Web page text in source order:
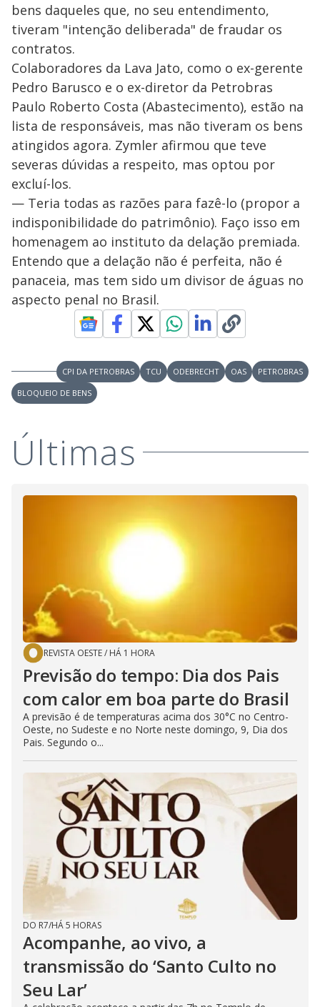
bens daqueles que, no seu entendimento,
tiveram "intenção deliberada" de fraudar os
contratos.
Colaboradores da Lava Jato, como o ex-gerente
Pedro Barusco e o ex-diretor da Petrobras
Paulo Roberto Costa (Abastecimento), estão na
lista de responsáveis, mas não tiveram os bens
atingidos agora. Zymler afirmou que teve
severas dúvidas a respeito, mas optou por
excluí-los.
— Teria todas as razões para fazê-lo (propor a
indisponibilidade do patrimônio). Faço isso em
homenagem ao instituto da delação premiada.
Entendo que a delação não é perfeita, não é
panaceia, mas tem sido um divisor de águas no
aspecto penal no Brasil.
CPI DA PETROBRAS TCU ODEBRECHT OAS
PETROBRAS
BLOQUEIO DE BENS
Últimas
REVISTA OESTE/ HÁ 1 HORA
Previsão do tempo: Dia dos Pais
com calor em boa parte do Brasil
A previsão é de temperaturas acima dos 30°C no Centro-
Oeste, no Sudeste e no Norte neste domingo, 9, Dia dos
Pais. Segundo o...
DO R7/HÁ 5 HORAS
Acompanhe, ao vivo, a
transmissão do ‘Santo Culto no
Seu Lar’